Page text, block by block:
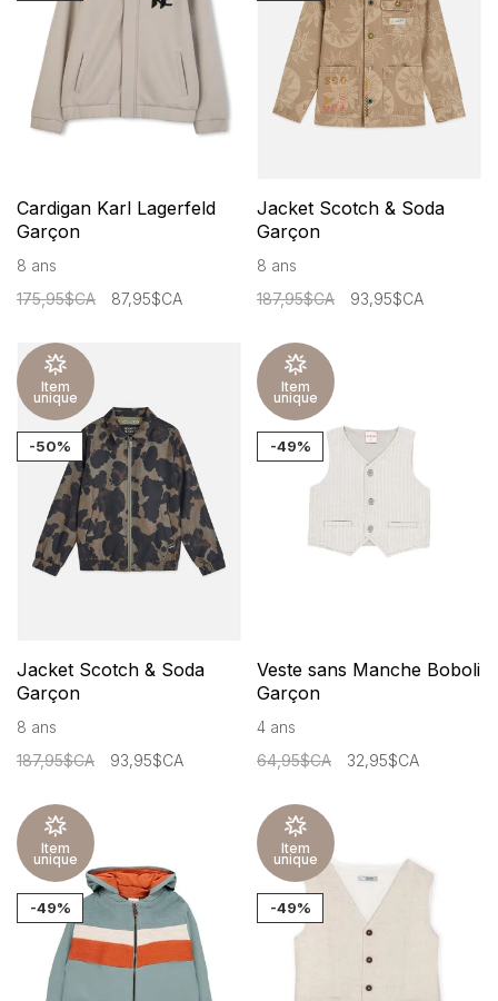
Cardigan Karl Lagerfeld
Garçon
8 ans
175,95$CA
87,95$CA
Jacket Scotch & Soda
Garçon
8 ans
187,95$CA
93,95$CA
Item
unique
-50%
Jacket Scotch & Soda
Garçon
8 ans
187,95$CA
93,95$CA
Item
unique
-49%
Veste sans Manche Boboli
Garçon
4 ans
64,95$CA
32,95$CA
Item
unique
-49%
Item
unique
-49%